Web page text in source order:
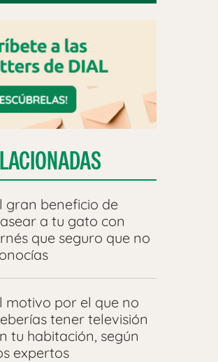
gran beneficio de
a tu gato con
que seguro que no
motivo por el que no
tener televisión
tu habitación, según
expertos